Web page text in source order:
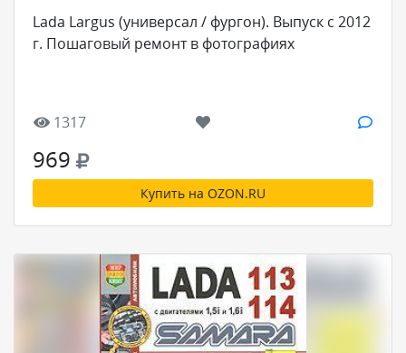
Lada Largus (универсал / фургон). Выпуск с 2012
г. Пошаговый ремонт в фотографиях
1317
969
Купить на OZON.RU